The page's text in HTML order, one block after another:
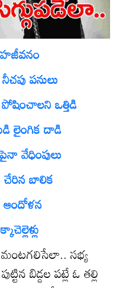
పనులు
ఒత్తిడి
లైంగిక దాడి
వేధింపులు
చేరిన బాలిక
ఆందోళన
సభ్య
బిడ్డల పట్లే ఓ తల్లి